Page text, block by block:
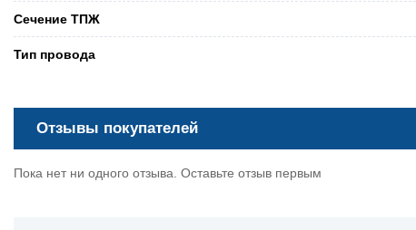
Сечение ТПЖ
Тип провода
Отзывы покупателей
Пока нет ни одного отзыва. Оставьте отзыв первым